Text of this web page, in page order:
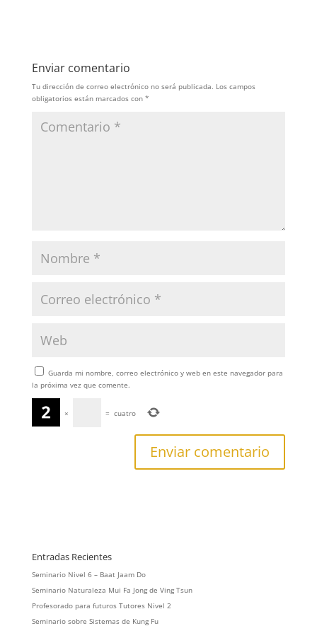
Enviar comentario
Tu dirección de correo electrónico no será publicada. Los campos
obligatorios están marcados con *
Guarda mi nombre, correo electrónico y web en este navegador para
la próxima vez que comente.
× = cuatro
Entradas Recientes
Seminario Nivel 6 – Baat Jaam Do
Seminario Naturaleza Mui Fa Jong de Ving Tsun
Profesorado para futuros Tutores Nivel 2
Seminario sobre Sistemas de Kung Fu